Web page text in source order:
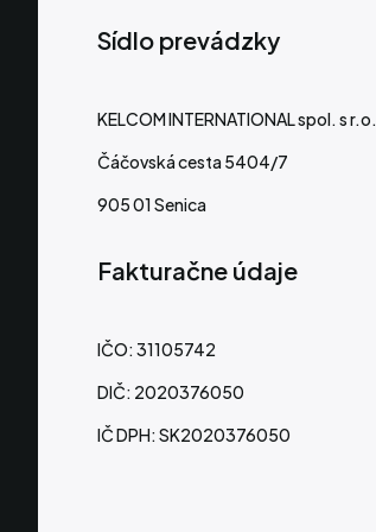
Sídlo prevádzky
KELCOM INTERNATIONAL spol. s r.o.
Čáčovská cesta 5404/7
905 01 Senica
Fakturačne údaje
IČO: 31105742
DIČ: 2020376050
IČ DPH: SK2020376050